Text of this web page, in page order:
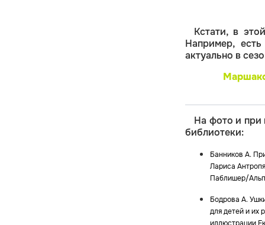
Кстати, в
Например,
актуально в
На фото и при
библиотеки:
Банников А.
Лариса
Паблишер/
Бодрова А.
для детей и их